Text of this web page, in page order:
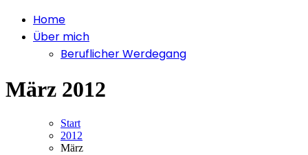
Home
Über mich
Beruflicher Werdegang
März 2012
Start
2012
März